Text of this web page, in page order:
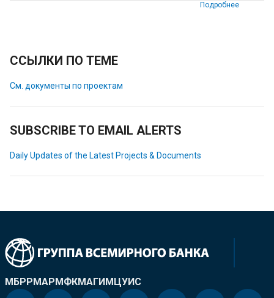
Подробнее
ССЫЛКИ ПО ТЕМЕ
См. документы по проектам
SUBSCRIBE TO EMAIL ALERTS
Daily Updates of the Latest Projects & Documents
МБРРМАРМФКМАГИМЦУИС